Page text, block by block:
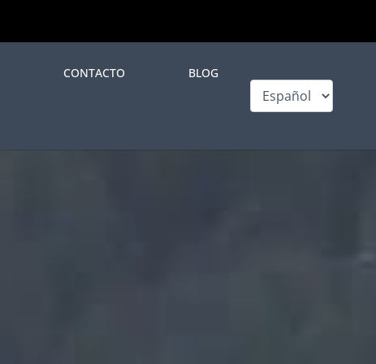
CONTACTO BLOG
Elegir
un